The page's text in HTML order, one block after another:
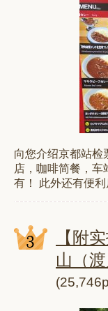
向您介绍京都站检
店，咖啡简餐，车
有！ 此外还有便
【附
山（